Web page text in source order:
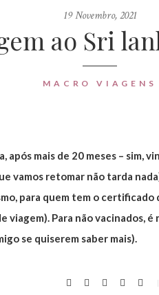
19 Novembro, 2021
ao Sri
MACRO VIAGENS
mais de 20 meses – sim,
vamos retomar não tarda
para quem tem o
Para não vacinados, é
se quiserem saber mais).